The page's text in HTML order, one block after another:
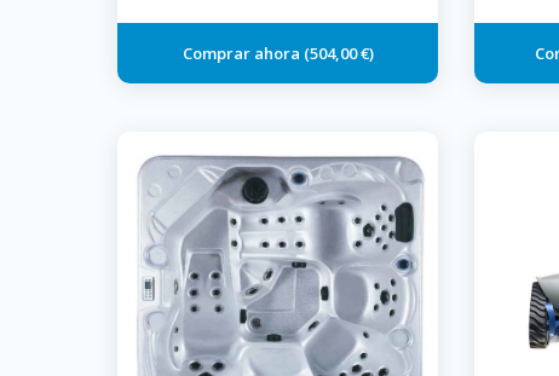
504,00 €